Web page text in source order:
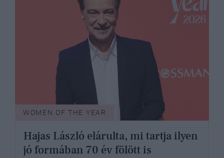
WOMEN OF THE YEAR
Hajas László elárulta, mi tartja ilyen
jó formában 70 év fölött is